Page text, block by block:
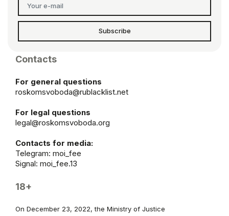
Subscribe
Contacts
For general questions
roskomsvoboda@rublacklist.net
For legal questions
legal@roskomsvoboda.org
Contacts for media:
Telegram: moi_fee
Signal: moi_fee.13
18+
On December 23, 2022, the Ministry of Justice